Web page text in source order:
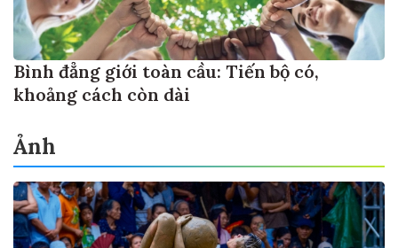
Bình đẳng giới toàn cầu: Tiến bộ có,
khoảng cách còn dài
Ảnh